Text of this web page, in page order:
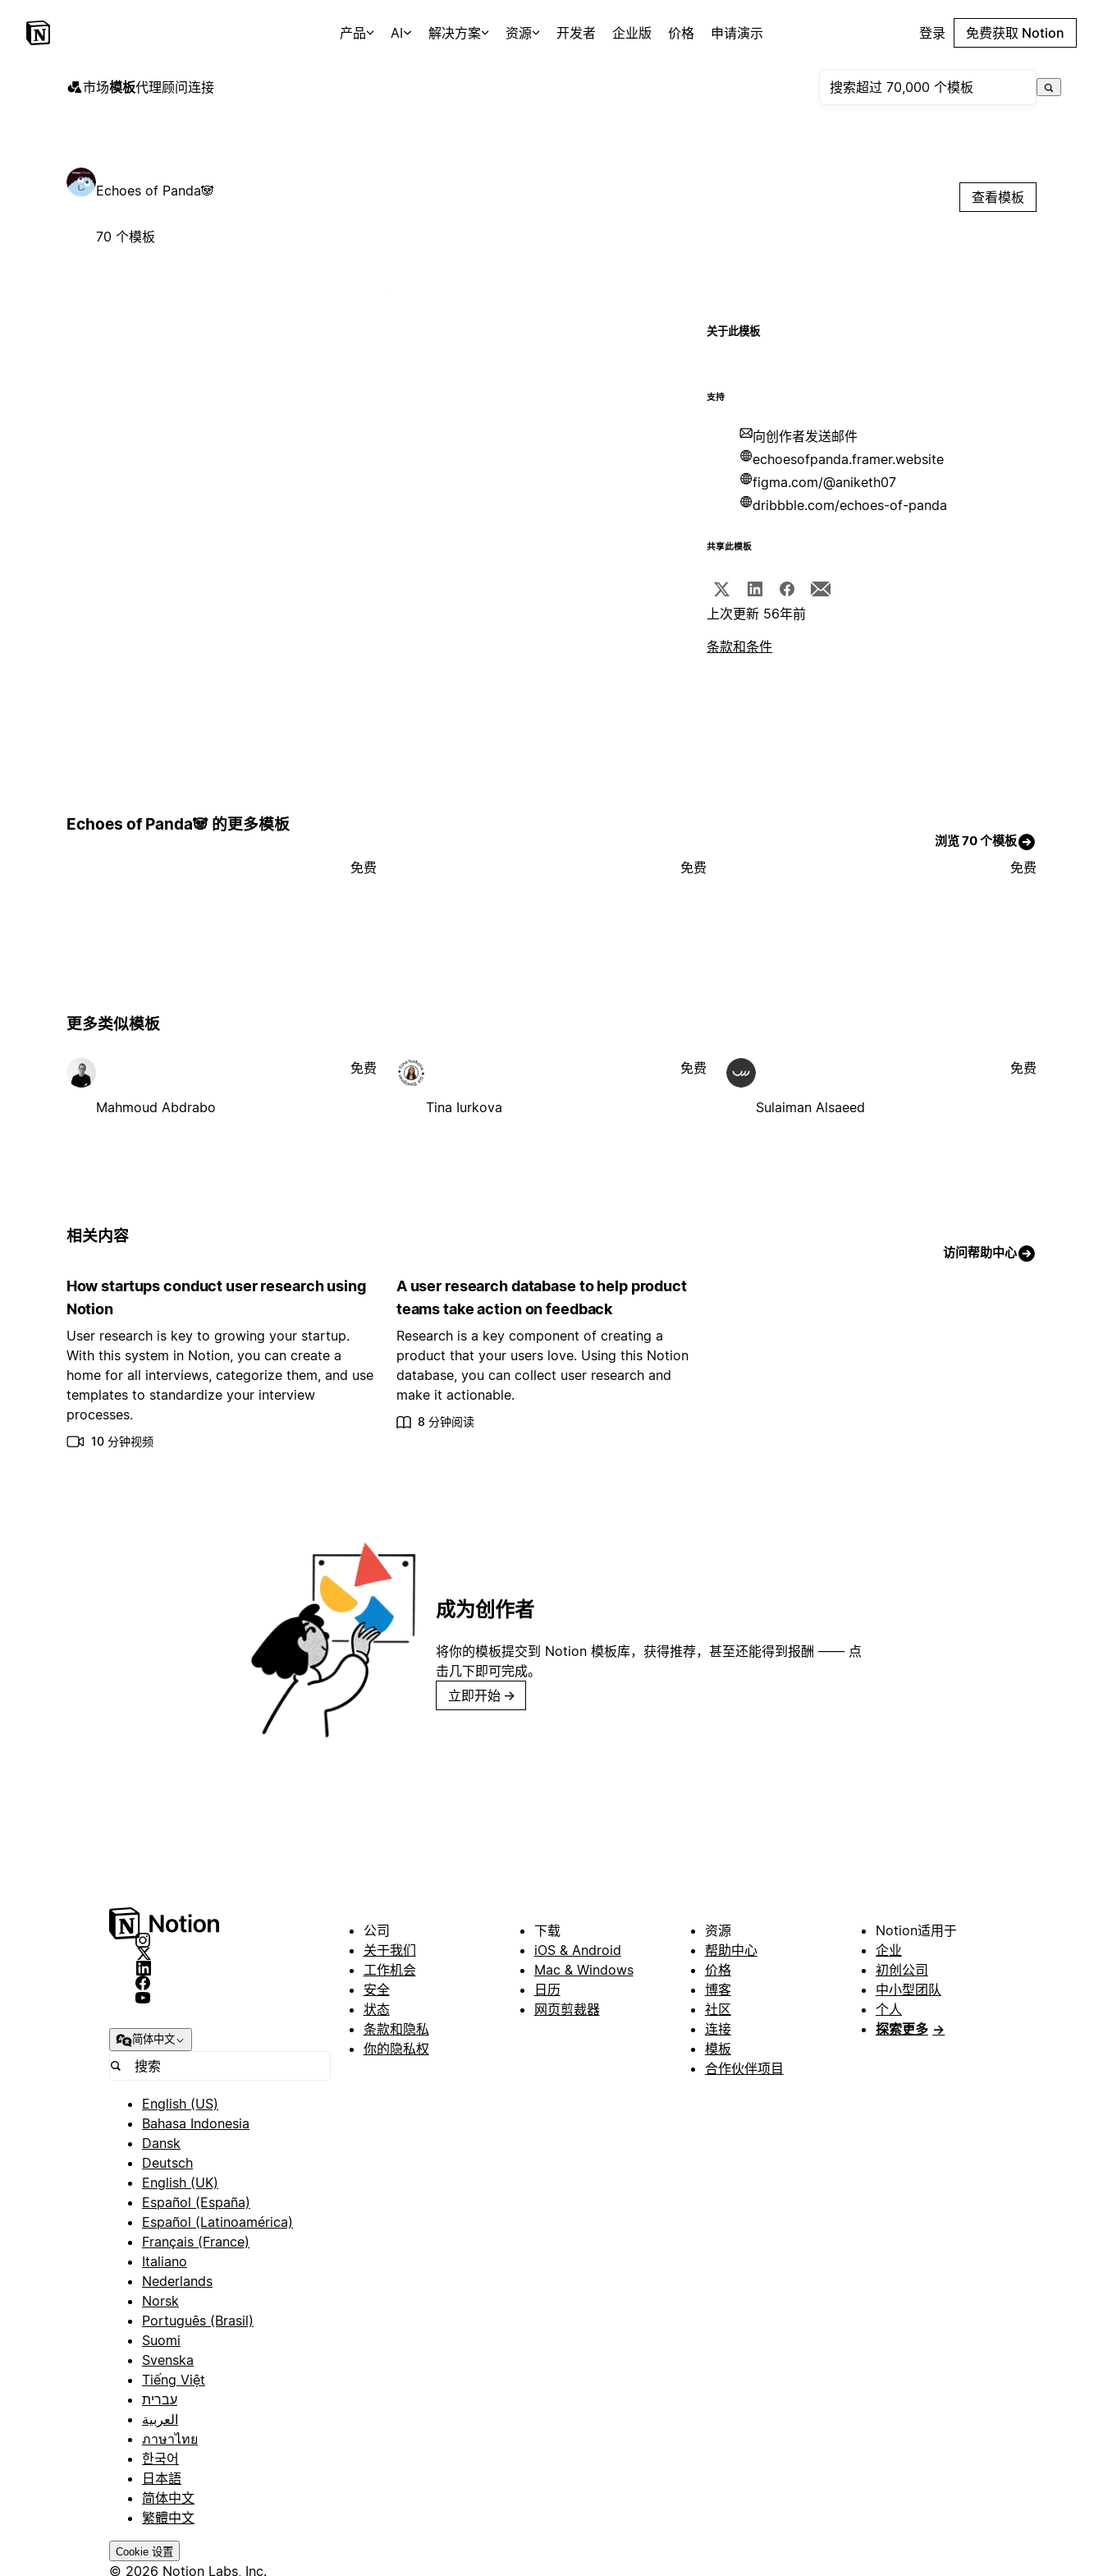
产品 AI 解决方案 资源 开发者 企业版 价格 申请演示 登录 免费获取 Notion
市场模板代理顾问连接
Echoes of Panda🐼
70 个模板
查看模板
关于此模板
支持
向创作者发送邮件
echoesofpanda.framer.website
figma.com/@aniketh07
dribbble.com/echoes-of-panda
共享此模板
上次更新 56年前
条款和条件
Echoes of Panda🐼 的更多模板
浏览 70 个模板
免费 免费 免费
更多类似模板
Mahmoud Abdrabo
免费
Tina Iurkova
免费
Sulaiman Alsaeed
免费
相关内容
访问帮助中心
How startups conduct user research using
Notion
User research is key to growing your startup.
With this system in Notion, you can create a
home for all interviews, categorize them, and use
templates to standardize your interview
processes.
10 分钟视频
A user research database to help product
teams take action on feedback
Research is a key component of creating a
product that your users love. Using this Notion
database, you can collect user research and
make it actionable.
8 分钟阅读
成为创作者
将你的模板提交到 Notion 模板库，获得推荐，甚至还能得到报酬 —— 点
击几下即可完成。
立即开始 →
简体中文
English (US)
Bahasa Indonesia
Dansk
Deutsch
English (UK)
Español (España)
Español (Latinoamérica)
Français (France)
Italiano
Nederlands
Norsk
Português (Brasil)
Suomi
Svenska
Tiếng Việt
עברית
العربية
ภาษาไทย
한국어
日本語
简体中文
繁體中文
Cookie 设置
© 2026 Notion Labs, Inc.
公司
关于我们
工作机会
安全
状态
条款和隐私
你的隐私权
下载
iOS & Android
Mac & Windows
日历
网页剪裁器
资源
帮助中心
价格
博客
社区
连接
模板
合作伙伴项目
Notion适用于
企业
初创公司
中小型团队
个人
探索更多 →